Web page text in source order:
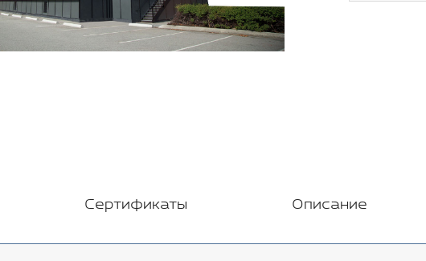
Сертификаты Описание